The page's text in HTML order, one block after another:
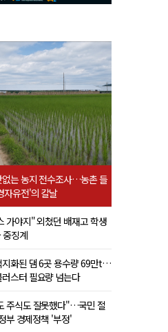
없는 농지 전수조사…농촌 들
자유전'의 칼날
가야지" 외쳤던 배재고 학생
중징계
지화된 댐 6곳 용수량 69만t…
스터 필요량 넘는다
주식도 잘못했다"…국민 절
부 경제정책 '부정'